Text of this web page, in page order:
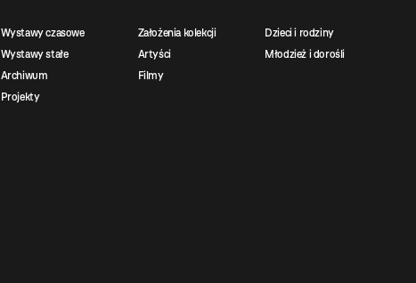
Wystawy czasowe
Wystawy stałe
Archiwum
Projekty
Założenia kolekcji
Artyści
Filmy
Dzieci i rodziny
Młodzież i dorośli